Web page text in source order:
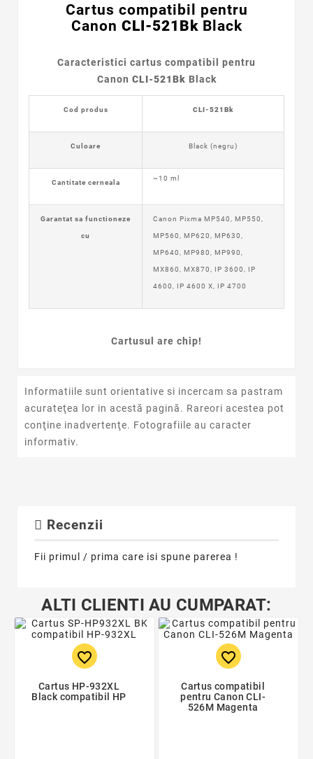
Cartus compatibil
pentru
Canon CLI-521BkBlack
Caracteristici cartus compatibil pentru
Canon CLI-521Bk Black
Cod produs CLI-521Bk
Culoare Black (negru)
Cantitate cerneala
~10 ml
Garantat sa functioneze
cu
Canon Pixma MP540, MP550,
MP560, MP620, MP630,
MP640, MP980, MP990,
MX860, MX870, IP 3600, IP
4600, IP 4600 X, IP 4700
Cartusul are chip!
Informatiile sunt orientative si incercam sa pastram
acurateţea lor in acestă pagină. Rareori acestea pot
conţine inadvertenţe. Fotografiile au caracter
informativ.
Recenzii
Fii primul / prima care isi spune parerea !
ALTI CLIENTI AU CUMPARAT:
favorite_border
Cartus HP-932XL
Black compatibil HP
favorite_border
Cartus compatibil
pentru Canon CLI-
526M Magenta